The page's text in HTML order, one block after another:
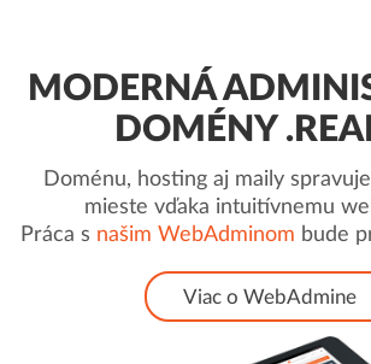
MODERNÁ
DOMÉNY
Doménu, hosting aj maily
mieste vďaka intuitívnemu
Práca s našim WebAdminom bude
Viac o WebAdmine